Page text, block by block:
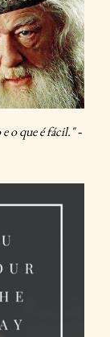
o que é fácil." -